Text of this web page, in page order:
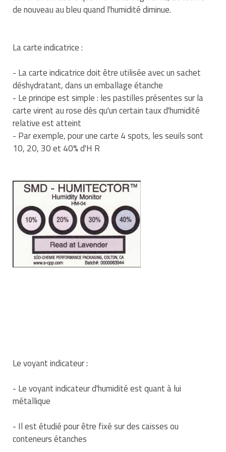
Ustensile cuisine professionnel
Traitement de l'air
Transformateur électrique
Tubes et profilés
Tuyau flexible
Tuyau galvanisé
Ventilateurs et aération d'atelier
Tapis de bureau
Traitement du linge
Vestiaires et casiers
Equipements de football
Equipements pour roller
Equipements pour skateboard
Equipements pour stade et terrain
sportif
Loisirs
Matériel de fitness
Matériel de musculation
Vêtement sportif
Pétrin professionnel
Pompes à sauce
Portes commandes restaurant
Présentoir pour restaurant
Réchaud professionnel
Restauration foraine
Robinetterie professionnelle
Rôtisserie professionnelle
Sautause professionnelle
Vaisselle restaurant
Vitrines réfrigérées
de nouveau au bleu quand l'humidité diminue.
La carte indicatrice :
- La carte indicatrice doit être utilisée avec un sachet
déshydratant, dans un emballage étanche
- Le principe est simple : les pastilles présentes sur la
carte virent au rose dès qu'un certain taux d'humidité
relative est atteint
- Par exemple, pour une carte 4 spots, les seuils sont
10, 20, 30 et 40% d'H R
Le voyant indicateur :
- Le voyant indicateur d'humidité est quant à lui
métallique
- Il est étudié pour être fixé sur des caisses ou
conteneurs étanches